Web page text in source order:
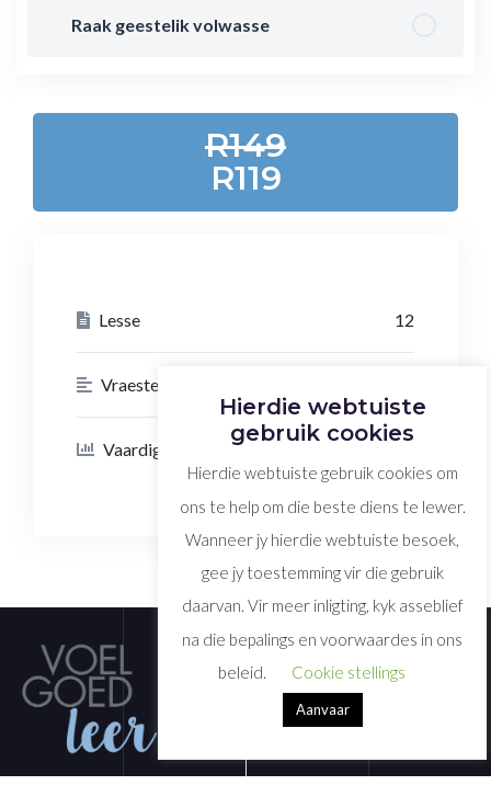
Raak geestelik volwasse
R149
R119
Lesse 12
Vraestelle
Vaardigheid Vlak
Hierdie webtuiste
gebruik cookies
Hierdie webtuiste gebruik cookies om
ons te help om die beste diens te lewer.
Wanneer jy hierdie webtuiste besoek,
gee jy toestemming vir die gebruik
daarvan. Vir meer inligting, kyk asseblief
na die bepalings en voorwaardes in ons
beleid.
Cookie stellings
Aanvaar